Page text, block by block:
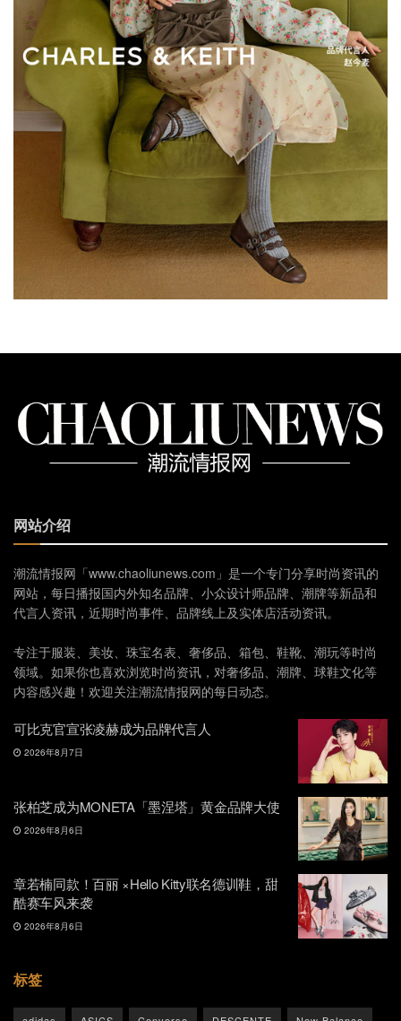
网站介绍
潮流情报网「www.chaoliunews.com」是一个专门分享时尚资讯的
网站，每日播报国内外知名品牌、小众设计师品牌、潮牌等新品和
代言人资讯，近期时尚事件、品牌线上及实体店活动资讯。
专注于服装、美妆、珠宝名表、奢侈品、箱包、鞋靴、潮玩等时尚
领域。如果你也喜欢浏览时尚资讯，对奢侈品、潮牌、球鞋文化等
内容感兴趣！欢迎关注潮流情报网的每日动态。
可比克官宣张凌赫成为品牌代言人
2026年8月7日
张柏芝成为MONETA「墨涅塔」黄金品牌大使
2026年8月6日
章若楠同款！百丽 ×Hello Kitty联名德训鞋，甜
酷赛车风来袭
2026年8月6日
标签